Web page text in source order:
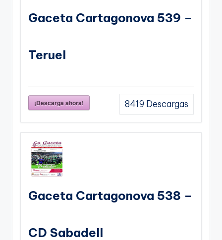
Gaceta Cartagonova 539 –
Teruel
¡Descarga ahora! 8419 Descargas
Gaceta Cartagonova 538 –
CD Sabadell